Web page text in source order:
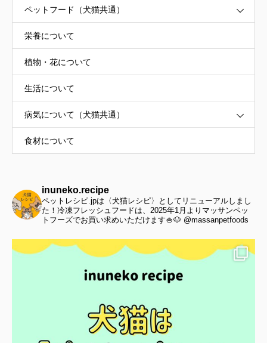
ペットフード（犬猫共通）
栄養について
植物・花について
生活について
病気について（犬猫共通）
食材について
inuneko.recipe
ペットレシピ.jpは〈犬猫レシピ〉としてリニューアルしまし
た！冷凍フレッシュフードは、2025年1月よりマッサンペッ
トフーズでお買い求めいただけます🍚🐶 @massanpetfoods